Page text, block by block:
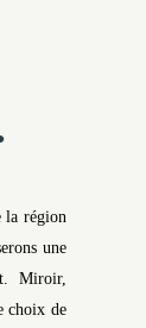
la région
une
Miroir,
choix de